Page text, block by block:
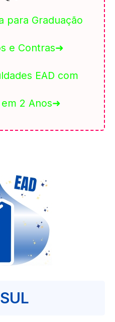
para Graduação
e Contras➜
EAD com
em 2 Anos➜